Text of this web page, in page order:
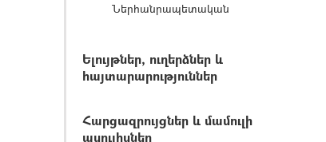
Ներհանրապետական
Ելույթներ, ուղերձներ և
հայտարարություններ
Հարցազրույցներ և մամուլի
ասուլիսներ